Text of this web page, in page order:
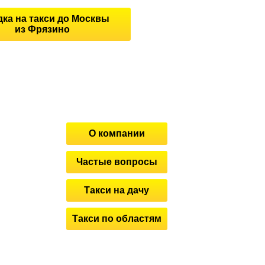
на такси до Москвы
из Фрязино
О компании
Частые вопросы
Такси на дачу
Такси по областям